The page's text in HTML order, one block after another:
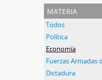
materia
Todos
Política
Economía
Fuerzas Armadas
Dictadura